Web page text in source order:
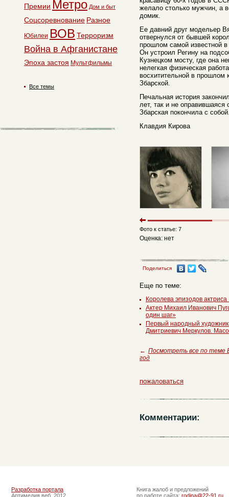
желало столько мужчин, а
домик.
Ее давний друг модельер
отвернулся от бывшей
прошлом самой известной
Он устроил Регину на
Кузнецком мосту, где она
нелегкая физическая
восхитительной в
Збарской.
Печальная история
лет, так и не оправившаяся
Збарская покончила с
Клавдия Кирова
Фото к статье: 7
Оценка: нет
Поделиться
Еще по теме:
Королева эпизодов
Актер Михаил Иванович
один шаг»
Первый народный
Дмитриевич Меркулов.
← Посмотреть все по теме
год
пожаловаться
Комментарии:
Премии Метро Дом и быт
Соцсоревнование Разное
Юбилеи ВОВ Терроризм
Война в Афганистане
Эпоха застоя Мультфильмы
Все темы
Разработка портала
Артимедия веб, 2012
Книга жалоб и предложений
по работе сайта: rodina@22-91.ru